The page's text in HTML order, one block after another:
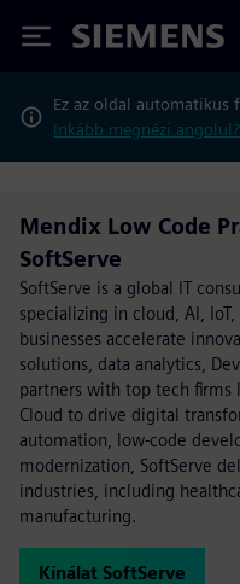
Siemens
Ez az oldal automatikus
Inkább megnézi angolul?
Mendix Low Code
SoftServe
SoftServe is a global IT
specializing in cloud, AI,
businesses accelerate
solutions, data analytics,
partners with top tech firms
Cloud to drive digital
automation, low-code
modernization, SoftServe
industries, including
manufacturing.
Kínálat SoftServe